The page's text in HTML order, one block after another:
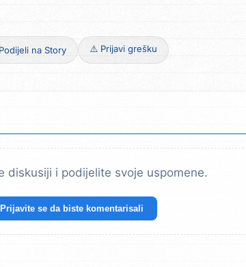
na Story ⚠️ Prijavi grešku
diskusiji i podijelite svoje uspomene.
Prijavite se da biste komentarisali